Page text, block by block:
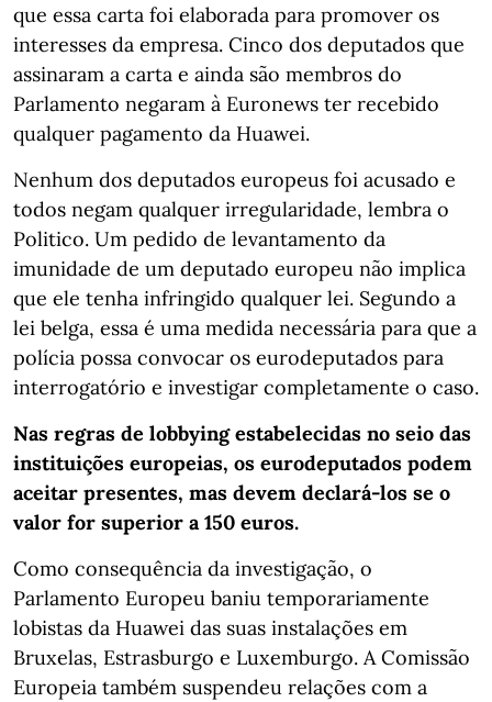
que essa carta foi elaborada para promover os
interesses da empresa. Cinco dos deputados que
assinaram a carta e ainda são membros do
Parlamento negaram à Euronews ter recebido
qualquer pagamento da Huawei.
Nenhum dos deputados europeus foi acusado e
todos negam qualquer irregularidade, lembra o
Politico. Um pedido de levantamento da
imunidade de um deputado europeu não implica
que ele tenha infringido qualquer lei. Segundo a
lei belga, essa é uma medida necessária para que a
polícia possa convocar os eurodeputados para
interrogatório e investigar completamente o caso.
Nas regras de lobbying estabelecidas no seio das
instituições europeias, os eurodeputados podem
aceitar presentes, mas devem declará-los se o
valor for superior a 150 euros.
Como consequência da investigação, o
Parlamento Europeu baniu temporariamente
lobistas da Huawei das suas instalações em
Bruxelas, Estrasburgo e Luxemburgo. A Comissão
Europeia também suspendeu relações com a